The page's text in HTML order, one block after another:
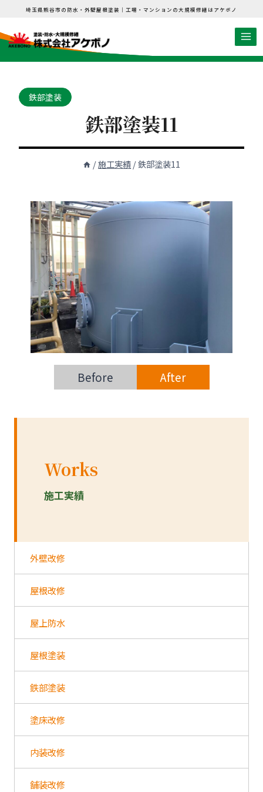
を
埼玉県熊谷市の防水・外壁屋根塗装｜工場・マンションの大規模修繕はアケボノ
鉄部塗装
鉄部塗装11
/施工実績/鉄部塗装11
Before After
Works
施工実績
外壁改修
屋根改修
屋上防水
屋根塗装
鉄部塗装
塗床改修
内装改修
舗装改修